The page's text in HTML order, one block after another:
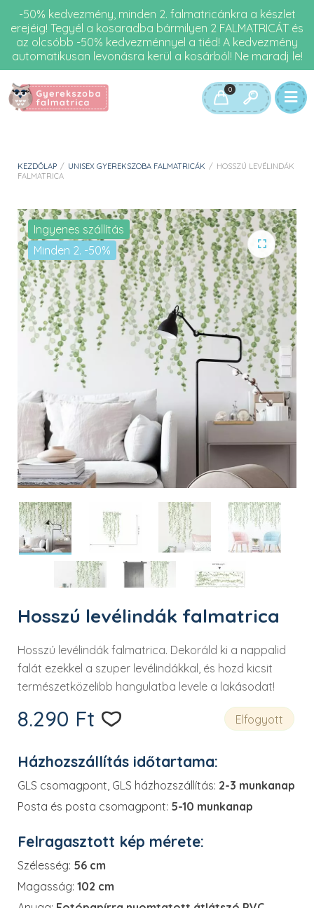
-50% kedvezmény, minden 2. falmatricánkra a készlet
erejéig! Tegyél a kosaradba bármilyen 2 FALMATRICÁT és
az olcsóbb -50% kedvezménnyel a tiéd! A kedvezmény
automatikusan levonásra kerül a kosárból! Ne maradj le!
0
KEZDŐLAP / UNISEX GYEREKSZOBA FALMATRICÁK / HOSSZÚ LEVÉLINDÁK
FALMATRICA
🔍
Minden 2. -50%
Ingyenes szállítás
Hosszú levélindák falmatrica
Hosszú levélindák falmatrica. Dekoráld ki a nappalid
falát ezekkel a szuper levélindákkal, és hozd kicsit
természetközelibb hangulatba levele a lakásodat!
8.290 Ft Elfogyott
Házhozszállítás időtartama:
GLS csomagpont, GLS házhozszállítás: 2-3 munkanap
Posta és posta csomagpont: 5-10 munkanap
Felragasztott kép mérete:
Szélesség: 56 cm
Magasság: 102 cm